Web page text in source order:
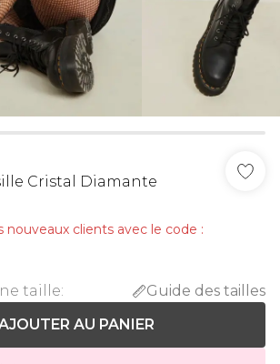
Cristal Diamante
nouveaux clients avec le code :
taille:
Guide des tailles
AU PANIER